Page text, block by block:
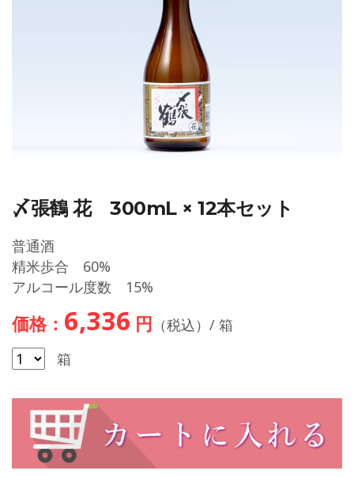
〆張鶴 花 300mL × 12本セット
普通酒
精米歩合 60%
アルコール度数 15%
価格： 6,336 円 （税込）/ 箱
箱